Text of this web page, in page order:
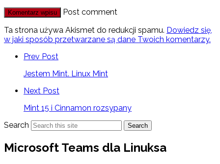
Post comment
Ta strona używa Akismet do redukcji spamu. Dowiedz się,
w jaki sposób przetwarzane są dane Twoich komentarzy.
Prev Post
Jestem Mint. Linux Mint
Next Post
Mint 15 i Cinnamon rozsypany
Search
Search
Microsoft Teams dla Linuksa